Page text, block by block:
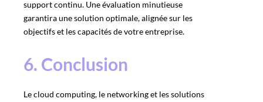
support continu. Une évaluation minutieuse
garantira une solution optimale, alignée sur les
objectifs et les capacités de votre entreprise.
6. Conclusion
Le cloud computing, le networking et les solutions